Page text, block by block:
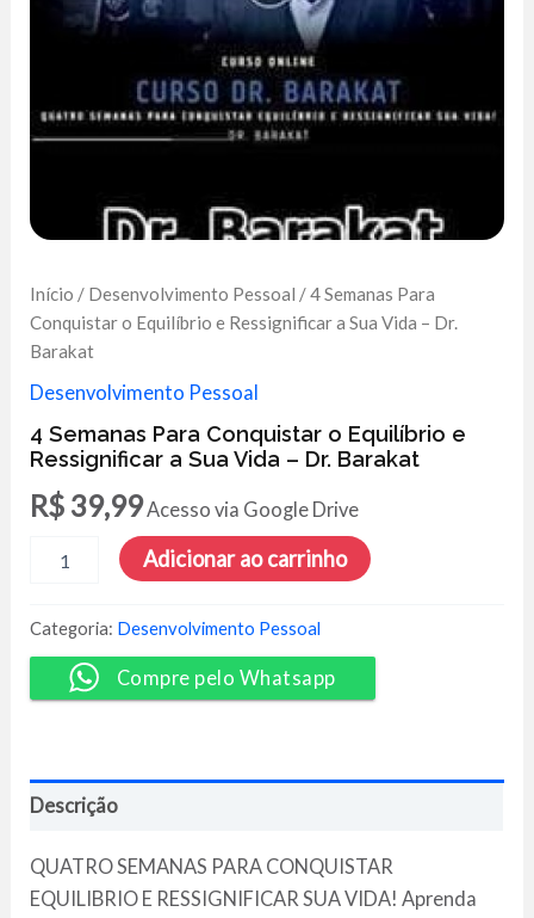
Início / Desenvolvimento Pessoal / 4 Semanas Para
Conquistar o Equilíbrio e Ressignificar a Sua Vida – Dr.
Barakat
Desenvolvimento Pessoal
4 Semanas Para Conquistar o Equilíbrio e
Ressignificar a Sua Vida – Dr. Barakat
R$ 39,99Acesso via Google Drive
Semanas
Conquistar
o
Equilíbrio
Vida
-
Barakat
quantidade
Adicionar ao carrinho
Categoria: Desenvolvimento Pessoal
Compre pelo Whatsapp
Descrição
QUATRO SEMANAS PARA CONQUISTAR
EQUILIBRIO E RESSIGNIFICAR SUA VIDA! Aprenda